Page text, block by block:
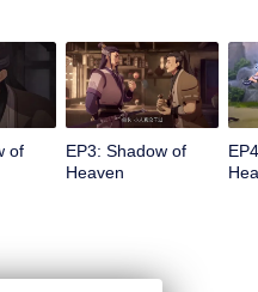
menemui cinta dan
tentang naga hitam dan Tian Lan
memutuskan untuk mengikuti
of
EP3: Shadow of
Heaven